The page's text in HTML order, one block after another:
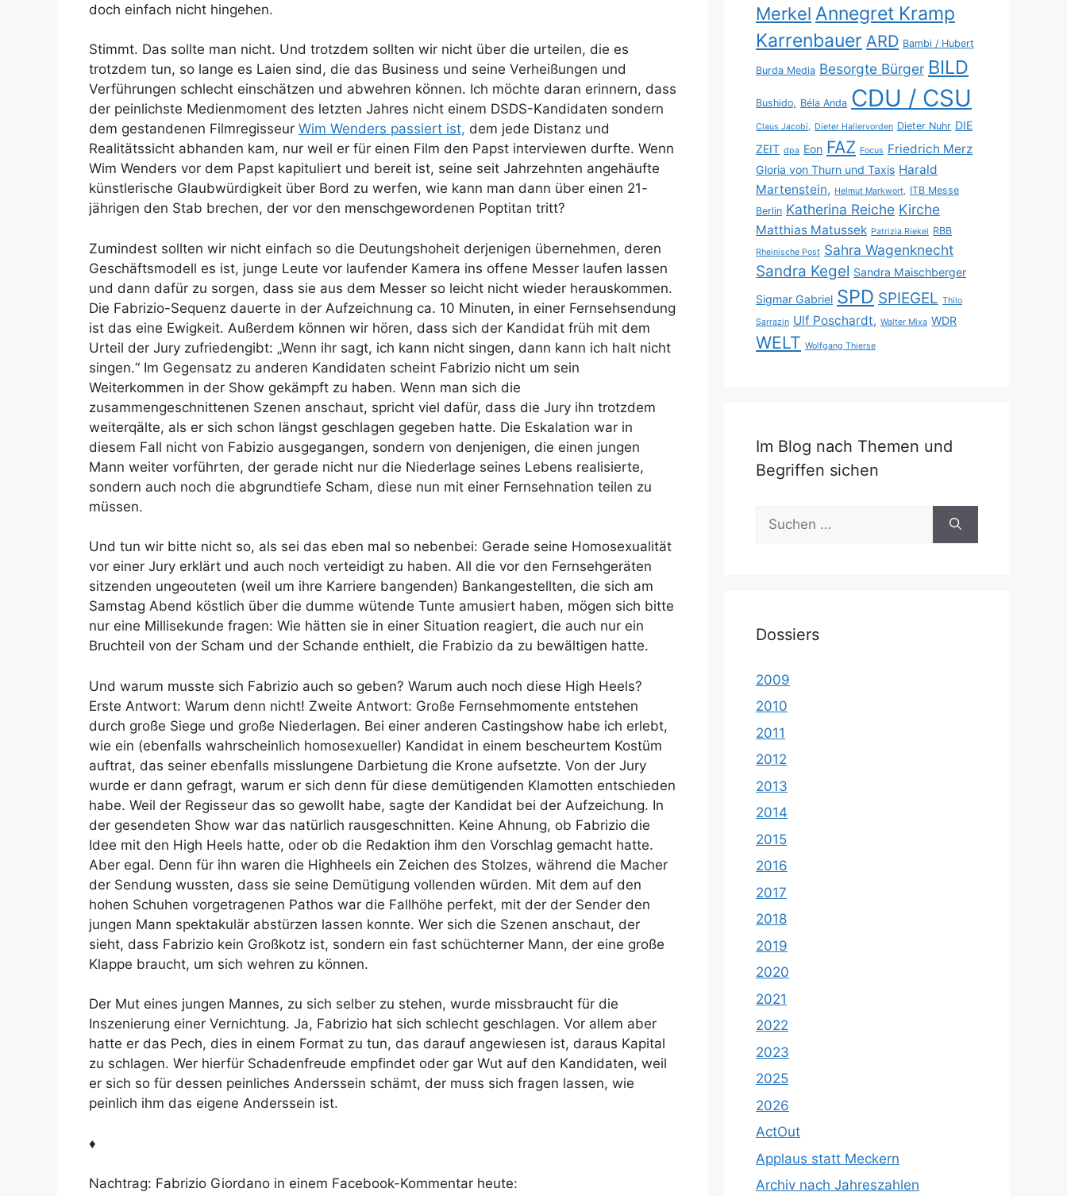
doch einfach nicht hingehen.
Stimmt. Das sollte man nicht. Und trotzdem sollten wir nicht über die urteilen, die es
trotzdem tun, so lange es Laien sind, die das Business und seine Verheißungen und
Verführungen schlecht einschätzen und abwehren können. Ich möchte daran erinnern, dass
der peinlichste Medienmoment des letzten Jahres nicht einem DSDS-Kandidaten sondern
dem gestandenen Filmregisseur Wim Wenders passiert ist, dem jede Distanz und
Realitätssicht abhanden kam, nur weil er für einen Film den Papst interviewen durfte. Wenn
Wim Wenders vor dem Papst kapituliert und bereit ist, seine seit Jahrzehnten angehäufte
künstlerische Glaubwürdigkeit über Bord zu werfen, wie kann man dann über einen 21-
jährigen den Stab brechen, der vor den menschgewordenen Poptitan tritt?
Zumindest sollten wir nicht einfach so die Deutungshoheit derjenigen übernehmen, deren
Geschäftsmodell es ist, junge Leute vor laufender Kamera ins offene Messer laufen lassen
und dann dafür zu sorgen, dass sie aus dem Messer so leicht nicht wieder herauskommen.
Die Fabrizio-Sequenz dauerte in der Aufzeichnung ca. 10 Minuten, in einer Fernsehsendung
ist das eine Ewigkeit. Außerdem können wir hören, dass sich der Kandidat früh mit dem
Urteil der Jury zufriedengibt: „Wenn ihr sagt, ich kann nicht singen, dann kann ich halt nicht
singen.“ Im Gegensatz zu anderen Kandidaten scheint Fabrizio nicht um sein
Weiterkommen in der Show gekämpft zu haben. Wenn man sich die
zusammengeschnittenen Szenen anschaut, spricht viel dafür, dass die Jury ihn trotzdem
weiterqälte, als er sich schon längst geschlagen gegeben hatte. Die Eskalation war in
diesem Fall nicht von Fabizio ausgegangen, sondern von denjenigen, die einen jungen
Mann weiter vorführten, der gerade nicht nur die Niederlage seines Lebens realisierte,
sondern auch noch die abgrundtiefe Scham, diese nun mit einer Fernsehnation teilen zu
müssen.
Und tun wir bitte nicht so, als sei das eben mal so nebenbei: Gerade seine Homosexualität
vor einer Jury erklärt und auch noch verteidigt zu haben. All die vor den Fernsehgeräten
sitzenden ungeouteten (weil um ihre Karriere bangenden) Bankangestellten, die sich am
Samstag Abend köstlich über die dumme wütende Tunte amusiert haben, mögen sich bitte
nur eine Millisekunde fragen: Wie hätten sie in einer Situation reagiert, die auch nur ein
Bruchteil von der Scham und der Schande enthielt, die Frabizio da zu bewältigen hatte.
Und warum musste sich Fabrizio auch so geben? Warum auch noch diese High Heels?
Erste Antwort: Warum denn nicht! Zweite Antwort: Große Fernsehmomente entstehen
durch große Siege und große Niederlagen. Bei einer anderen Castingshow habe ich erlebt,
wie ein (ebenfalls wahrscheinlich homosexueller) Kandidat in einem bescheurtem Kostüm
auftrat, das seiner ebenfalls misslungene Darbietung die Krone aufsetzte. Von der Jury
wurde er dann gefragt, warum er sich denn für diese demütigenden Klamotten entschieden
habe. Weil der Regisseur das so gewollt habe, sagte der Kandidat bei der Aufzeichung. In
der gesendeten Show war das natürlich rausgeschnitten. Keine Ahnung, ob Fabrizio die
Idee mit den High Heels hatte, oder ob die Redaktion ihm den Vorschlag gemacht hatte.
Aber egal. Denn für ihn waren die Highheels ein Zeichen des Stolzes, während die Macher
der Sendung wussten, dass sie seine Demütigung vollenden würden. Mit dem auf den
hohen Schuhen vorgetragenen Pathos war die Fallhöhe perfekt, mit der der Sender den
jungen Mann spektakulär abstürzen lassen konnte. Wer sich die Szenen anschaut, der
sieht, dass Fabrizio kein Großkotz ist, sondern ein fast schüchterner Mann, der eine große
Klappe braucht, um sich wehren zu können.
Der Mut eines jungen Mannes, zu sich selber zu stehen, wurde missbraucht für die
Inszenierung einer Vernichtung. Ja, Fabrizio hat sich schlecht geschlagen. Vor allem aber
hatte er das Pech, dies in einem Format zu tun, das darauf angewiesen ist, daraus Kapital
zu schlagen. Wer hierfür Schadenfreude empfindet oder gar Wut auf den Kandidaten, weil
er sich so für dessen peinliches Anderssein schämt, der muss sich fragen lassen, wie
peinlich ihm das eigene Anderssein ist.
♦
Nachtrag: Fabrizio Giordano in einem Facebook-Kommentar heute:
Merkel Annegret Kramp
Karrenbauer ARD Bambi / Hubert
Burda Media Besorgte Bürger BILD
Bushido, Béla Anda CDU / CSU
Claus Jacobi, Dieter Hallervorden Dieter Nuhr DIE
ZEIT dpa Eon FAZ Focus Friedrich Merz
Gloria von Thurn und Taxis Harald
Martenstein, Helmut Markwort, ITB Messe
Berlin Katherina Reiche Kirche
Matthias Matussek Patrizia Riekel RBB
Rheinische Post Sahra Wagenknecht
Sandra Kegel Sandra Maischberger
Sigmar Gabriel SPD SPIEGEL Thilo
Sarrazin Ulf Poschardt, Walter Mixa WDR
WELT Wolfgang Thierse
Im Blog nach Themen und
Begriffen sichen
nach:
Dossiers
2009
2010
2011
2012
2013
2014
2015
2016
2017
2018
2019
2020
2021
2022
2023
2025
2026
ActOut
Applaus statt Meckern
Archiv nach Jahreszahlen